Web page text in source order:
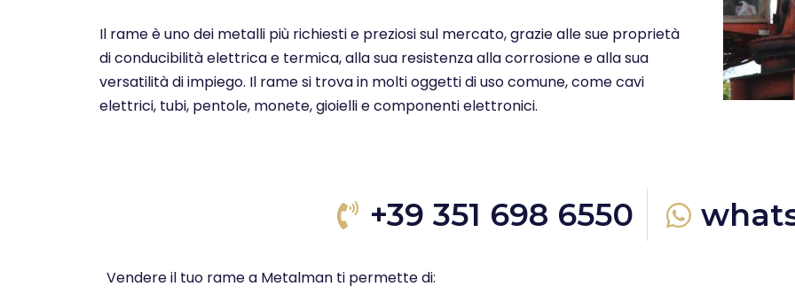
Il rame è uno dei metalli più richiesti e preziosi sul mercato, grazie alle sue proprietà
di conducibilità elettrica e termica, alla sua resistenza alla corrosione e alla sua
versatilità di impiego. Il rame si trova in molti oggetti di uso comune, come cavi
elettrici, tubi, pentole, monete, gioielli e componenti elettronici.
+39 351 698 6550
Vendere il tuo rame a Metalman ti permette di: